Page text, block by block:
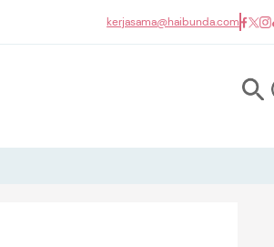
kerjasama@haibunda.com